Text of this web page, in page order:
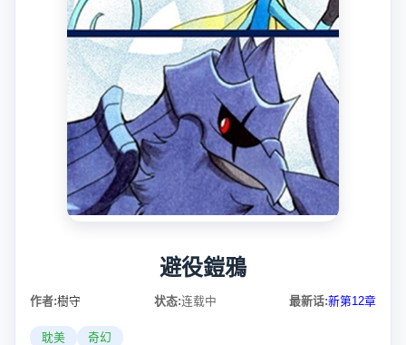
避役鎧鴉
作者:樹守 状态:连载中 最新话:新第12章
耽美 奇幻